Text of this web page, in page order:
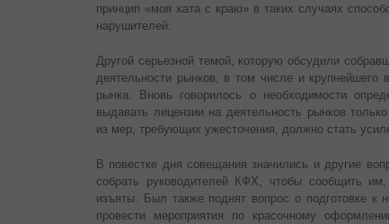
принцип «моя хата с краю» в таких случаях
нарушителей.
Другой серьезной темой, которую обсудили
деятельности рынков, в том числе и крупнейшего
рынка. Вновь говорилось о необходимости
выдавать лицензии на деятельность рынков
из мер, требующих ужесточения, должно стать
В повестке дня совещания значились и другие
собрать руководителей КФХ, чтобы сообщить
изъяты. Был также поднят вопрос о подготовке к
провести мероприятия по красочному